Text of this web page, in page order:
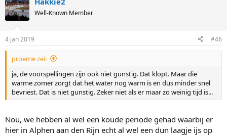
Well-Known Member
4 jan 2019 #46
proeme zei:
ja, de voorspellingen zijn ook niet gunstig. Dat klopt. Maar die
warme zomer zorgt dat het water nog warm is en dus minder snel
bevriest. Dat is niet gunstig. Zeker niet als er maar zo weinig tijd is...
Nou, we hebben al wel een koude periode gehad waarbij er
hier in Alphen aan den Rijn echt al wel een dun laagje ijs op